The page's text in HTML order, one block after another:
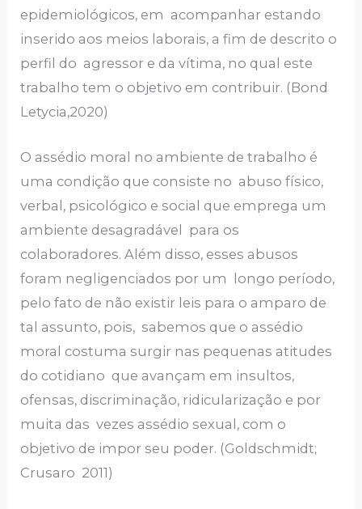
epidemiológicos, em acompanhar estando
inserido aos meios laborais, a fim de descrito o
perfil do agressor e da vítima, no qual este
trabalho tem o objetivo em contribuir. (Bond
Letycia,2020)
O assédio moral no ambiente de trabalho é
uma condição que consiste no abuso físico,
verbal, psicológico e social que emprega um
ambiente desagradável para os
colaboradores. Além disso, esses abusos
foram negligenciados por um longo período,
pelo fato de não existir leis para o amparo de
tal assunto, pois, sabemos que o assédio
moral costuma surgir nas pequenas atitudes
do cotidiano que avançam em insultos,
ofensas, discriminação, ridicularização e por
muita das vezes assédio sexual, com o
objetivo de impor seu poder. (Goldschmidt;
Crusaro 2011)